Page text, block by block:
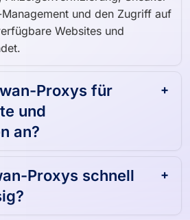
und den Zugriff auf
Websites und
Proxys für
und
an?
Proxys schnell